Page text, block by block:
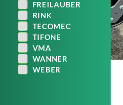
FREILAUBER
RINK
TECOMEC
TIFONE
VMA
WANNER
WEBER